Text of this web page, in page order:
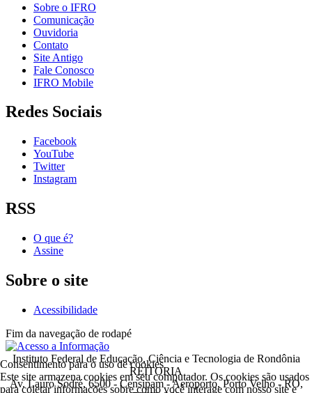
Sobre o IFRO
Comunicação
Ouvidoria
Contato
Site Antigo
Fale Conosco
IFRO Mobile
Redes Sociais
Facebook
YouTube
Twitter
Instagram
RSS
O que é?
Assine
Sobre o site
Acessibilidade
Fim da navegação de rodapé
Instituto Federal de Educação, Ciência e Tecnologia de Rondônia
REITORIA
Av. Lauro Sodré, 6500 - Censipam - Aeroporto, Porto Velho - RO,
Consentimento para o uso de cookies
Este site armazena cookies em seu computador. Os cookies são usados
para coletar informações sobre como você interage com nosso site e